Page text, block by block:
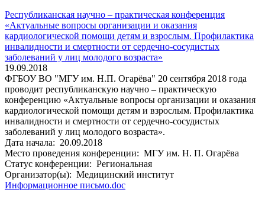
Республиканская научно – практическая конференция
«Актуальные вопросы организации и оказания
кардиологической помощи детям и взрослым. Профилактика
инвалидности и смертности от сердечно-сосудистых
заболеваний у лиц молодого возраста»
19.09.2018
ФГБОУ ВО "МГУ им. Н.П. Огарёва" 20 сентября 2018 года
проводит республиканскую научно – практическую
конференцию «Актуальные вопросы организации и оказания
кардиологической помощи детям и взрослым. Профилактика
инвалидности и смертности от сердечно-сосудистых
заболеваний у лиц молодого возраста».
Дата начала: 20.09.2018
Место проведения конференции: МГУ им. Н. П. Огарёва
Статус конференции: Региональная
Организатор(ы): Медицинский институт
Информационное письмо.doc